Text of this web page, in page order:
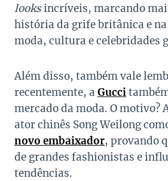
looksincríveis, marcando
história da grife britânica e
moda, cultura e celebridades
Além disso, também vale
recentemente, a Gucci
mercado da moda. O motivo?
ator chinês Song Weilong
novo embaixador, provando
de grandes fashionistas e
tendências.